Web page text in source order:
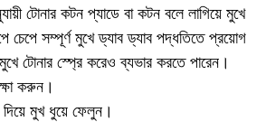
টোনার কটন প্যাডে বা কটন বলে লাগিয়ে মুখে
সম্পূর্ণ মুখে ড্যাব ড্যাব পদ্ধতিতে প্রয়োগ
টোনার স্প্রে করেও ব্যভার করতে পারেন।
করুন।
মুখ ধুয়ে ফেলুন।